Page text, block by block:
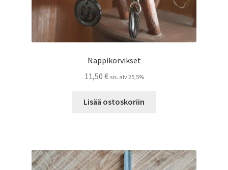
Nappikorvikset
11,50 € sis. alv 25,5%
Lisää ostoskoriin